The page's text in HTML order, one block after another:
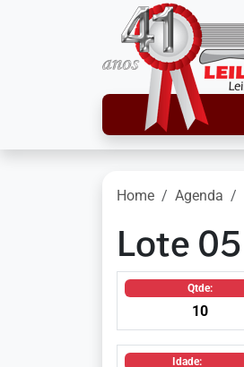
Home Agenda
Lote 05
Qtde:
10
Idade: